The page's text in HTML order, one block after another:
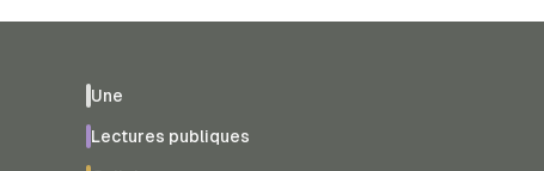
Une
Lectures publiques